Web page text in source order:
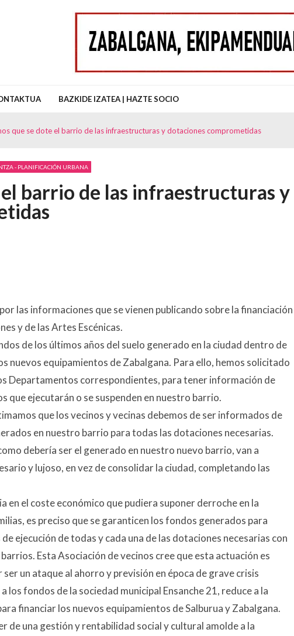
Auzo Elkartea
BAZKIDE IZATEA | HAZTE SOCIO
que se dote el barrio de las infraestructuras y dotaciones comprometidas
- PLANIFICACIÓN URBANA
barrio de las infraestructuras y
las informaciones que se vienen publicando sobre la financiación
y de las Artes Escénicas.
de los últimos años del suelo generado en la ciudad dentro de
nuevos equipamientos de Zabalgana. Para ello, hemos solicitado
Departamentos correspondientes, para tener información de
que ejecutarán o se suspenden en nuestro barrio.
que los vecinos y vecinas debemos de ser informados de
en nuestro barrio para todas las dotaciones necesarias.
debería ser el generado en nuestro nuevo barrio, van a
y lujoso, en vez de consolidar la ciudad, completando las
en el coste económico que pudiera suponer derroche en la
es preciso que se garanticen los fondos generados para
ejecución de todas y cada una de las dotaciones necesarias con
Esta Asociación de vecinos cree que esta actuación es
un ataque al ahorro y previsión en época de grave crisis
los fondos de la sociedad municipal Ensanche 21, reduce a la
financiar los nuevos equipamientos de Salburua y Zabalgana.
de una gestión y rentabilidad social y cultural amolde a la